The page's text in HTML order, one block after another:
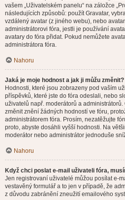
vašem „Uživatelském panelu“ na záložce
následujících způsobů: použít Gravatar,
vzdálený avatar (z jiného webu), nebo
administrátorovi fóra, jestli je používání
avatary do fóra přidat. Pokud nemůžete
administrátora fóra.
Nahoru
Jaká je moje hodnost a jak ji můžu změnit?
Hodnosti, které jsou zobrazeny pod vaším
příspěvků, které jste do fóra odeslali, nebo
uživatelů např. moderátorů a
změnit znění žádných hodností ve fóru,
administrátorem fóra. Prosím, nezatěžujte
proto, abyste dosáhli vyšší hodnosti. Na
moderátor nebo administrátor jednoduše
Nahoru
Když chci poslat e-mail uživateli fóra,
Jen registrovaní uživatelé můžou posílat e-
vestavěný formulář a to jen v případě, že
z důvodu zabránění zneužití emailového